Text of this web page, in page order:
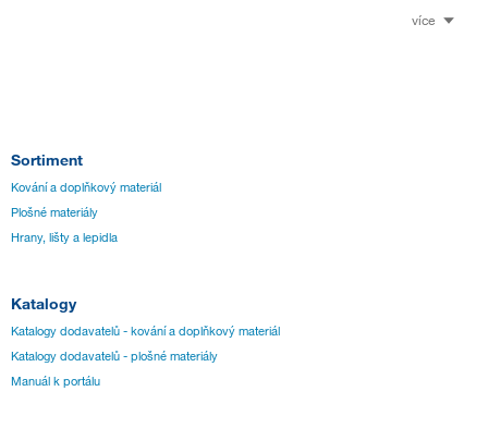
více
Sortiment
Kování a doplňkový materiál
Plošné materiály
Hrany, lišty a lepidla
Katalogy
Katalogy dodavatelů - kování a doplňkový materiál
Katalogy dodavatelů - plošné materiály
Manuál k portálu